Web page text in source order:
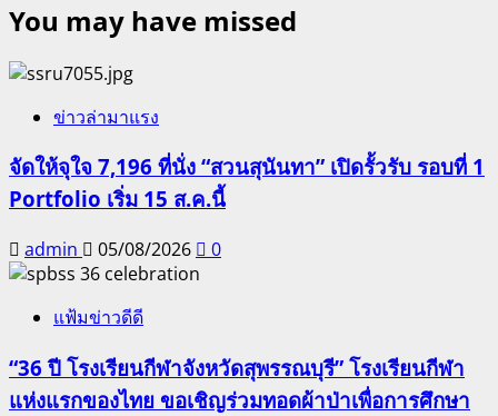
You may have missed
ข่าวล่ามาแรง
จัดให้จุใจ 7,196 ที่นั่ง “สวนสุนันทา” เปิดรั้วรับ รอบที่ 1
Portfolio เริ่ม 15 ส.ค.นี้
admin 05/08/2026 0
แฟ้มข่าวดีดี
“36 ปี โรงเรียนกีฬาจังหวัดสุพรรณบุรี” โรงเรียนกีฬา
แห่งแรกของไทย ขอเชิญร่วมทอดผ้าป่าเพื่อการศึกษา